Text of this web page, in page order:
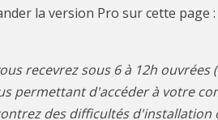
la version Pro sur cette
recevrez sous 6 à 12h
permettant d'accéder à votre
des difficultés